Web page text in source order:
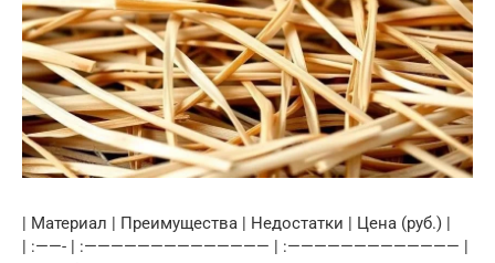
| Материал | Преимущества | Недостатки | Цена (руб.) |
| :——- | :—————————————— | :————————————— |